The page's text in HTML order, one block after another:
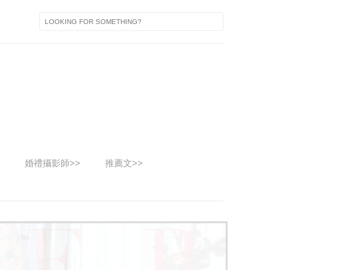
婚禮攝影師>> 推薦文>>